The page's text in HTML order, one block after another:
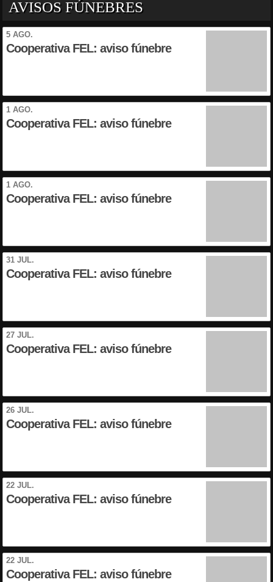
AVISOS FÚNEBRES
5 AGO.
Cooperativa FEL: aviso fúnebre
1 AGO.
Cooperativa FEL: aviso fúnebre
1 AGO.
Cooperativa FEL: aviso fúnebre
31 JUL.
Cooperativa FEL: aviso fúnebre
27 JUL.
Cooperativa FEL: aviso fúnebre
26 JUL.
Cooperativa FEL: aviso fúnebre
22 JUL.
Cooperativa FEL: aviso fúnebre
22 JUL.
Cooperativa FEL: aviso fúnebre